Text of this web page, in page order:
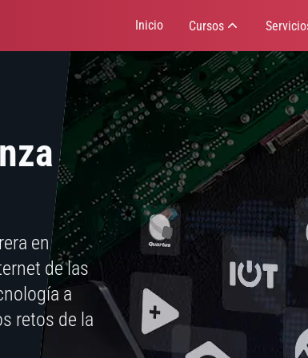
Inicio Cursos
en
de las
a
retos de la